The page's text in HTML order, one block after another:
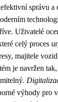
správu a
Uživatelé
celý proces
majitele
je navržen
výhody pro